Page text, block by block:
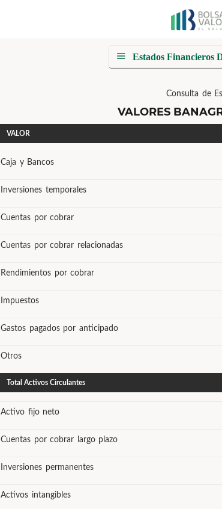
Estados Financieros
Consulta de
VALORES
VALOR
Caja y Bancos
Inversiones temporales
Cuentas por cobrar
Cuentas por cobrar relacionadas
Rendimientos por cobrar
Impuestos
Gastos pagados por anticipado
Otros
Total Activos Circulantes
Activo fijo neto
Cuentas por cobrar largo plazo
Inversiones permanentes
Activos intangibles